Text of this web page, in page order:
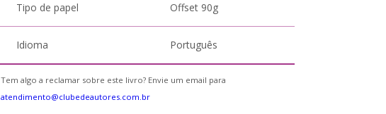
Tipo de papel Offset 90g
Idioma Português
Tem algo a reclamar sobre este livro? Envie um email para
atendimento@clubedeautores.com.br